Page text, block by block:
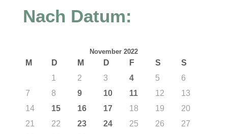
Nach Datum:
November 2022
M D M D F S
S
1
2 3 4 5
6
7
8 9 10 11 12
13
14
15 16 17 18 19
20
21
22 23 24 25 26
27